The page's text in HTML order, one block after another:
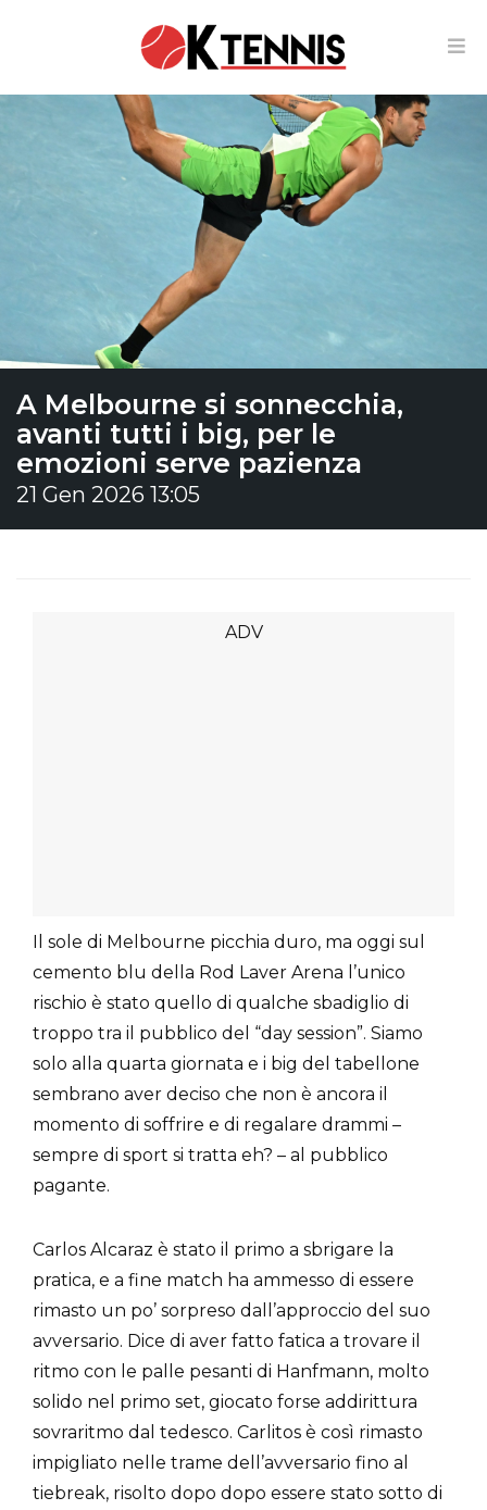
A Melbourne si sonnecchia,
avanti tutti i big, per le
emozioni serve pazienza
21 Gen 2026 13:05
Il sole di Melbourne picchia duro, ma oggi sul
cemento blu della Rod Laver Arena l’unico
rischio è stato quello di qualche sbadiglio di
troppo tra il pubblico del “day session”. Siamo
solo alla quarta giornata e i big del tabellone
sembrano aver deciso che non è ancora il
momento di soffrire e di regalare drammi –
sempre di sport si tratta eh? – al pubblico
pagante.
Carlos Alcaraz è stato il primo a sbrigare la
pratica, e a fine match ha ammesso di essere
rimasto un po’ sorpreso dall’approccio del suo
avversario. Dice di aver fatto fatica a trovare il
ritmo con le palle pesanti di Hanfmann, molto
solido nel primo set, giocato forse addirittura
sovraritmo dal tedesco. Carlitos è così rimasto
impigliato nelle trame dell’avversario fino al
tiebreak, risolto dopo dopo essere stato sotto di